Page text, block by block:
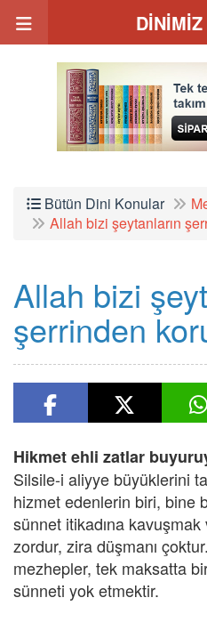
Bütün Dini Konular
Allah bizi şeytanların
Allah bizi
şerrinden
Hikmet ehli zatlar
Silsile-i aliyye büyüklerini
hizmet edenlerin biri, bine
sünnet itikadına
zordur, zira düşmanı
mezhepler, tek maksatta
sünneti yok etmektir.